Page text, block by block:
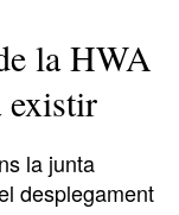
la HWA
la junta
desplegament